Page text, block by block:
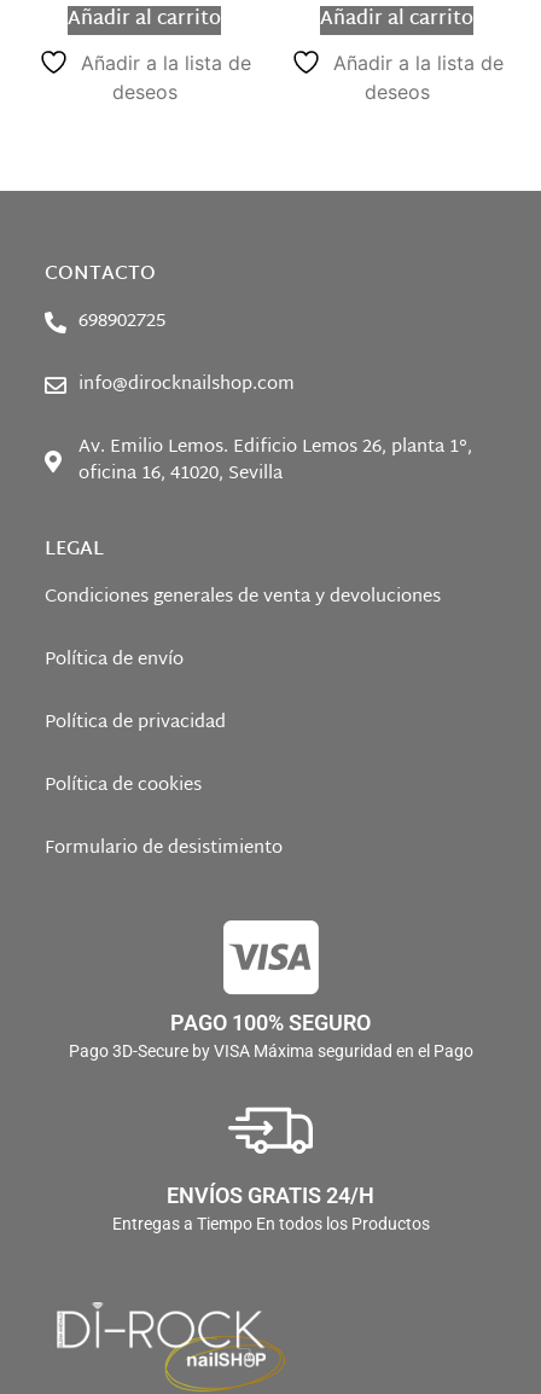
Añadir al carrito
Añadir a la lista de
deseos
Añadir al carrito
Añadir a la lista de
deseos
CONTACTO
698902725
info@dirocknailshop.com
Av. Emilio Lemos. Edificio Lemos 26, planta 1°,
oficina 16, 41020, Sevilla
LEGAL
Condiciones generales de venta y devoluciones
Política de envío
Política de privacidad
Política de cookies
Formulario de desistimiento
PAGO 100% SEGURO
Pago 3D-Secure by VISA Máxima seguridad en el Pago
ENVÍOS GRATIS 24/H
Entregas a Tiempo En todos los Productos